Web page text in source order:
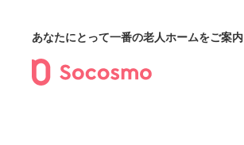
あなたにとって一番の老人ホームをご案内